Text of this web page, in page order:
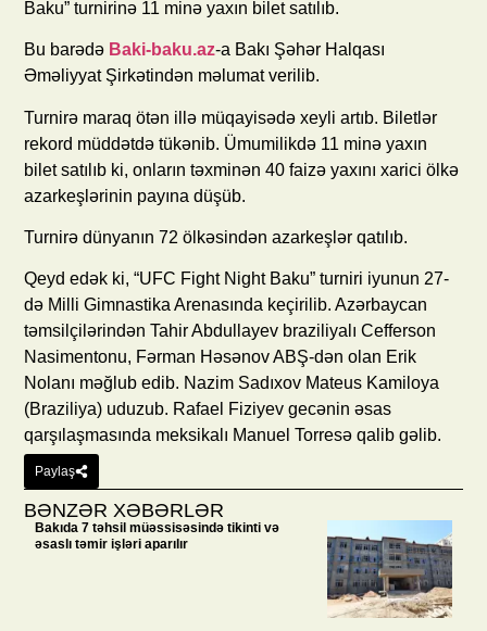
Baku” turnirinə 11 minə yaxın bilet satılıb.
Bu barədə Baki-baku.az-a Bakı Şəhər Halqası
Əməliyyat Şirkətindən məlumat verilib.
Turnirə maraq ötən illə müqayisədə xeyli artıb. Biletlər
rekord müddətdə tükənib. Ümumilikdə 11 minə yaxın
bilet satılıb ki, onların təxminən 40 faizə yaxını xarici ölkə
azarkeşlərinin payına düşüb.
Turnirə dünyanın 72 ölkəsindən azarkeşlər qatılıb.
Qeyd edək ki, “UFC Fight Night Baku” turniri iyunun 27-
də Milli Gimnastika Arenasında keçirilib. Azərbaycan
təmsilçilərindən Tahir Abdullayev braziliyalı Cefferson
Nasimentonu, Fərman Həsənov ABŞ-dən olan Erik
Nolanı məğlub edib. Nazim Sadıxov Mateus Kamiloya
(Braziliya) uduzub. Rafael Fiziyev gecənin əsas
qarşılaşmasında meksikalı Manuel Torresə qalib gəlib.
Paylaş
BƏNZƏR XƏBƏRLƏR
Bakıda 7 təhsil müəssisəsində tikinti və
əsaslı təmir işləri aparılır